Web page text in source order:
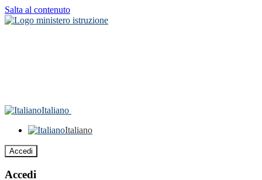
Salta al contenuto
Italiano
Italiano
Accedi
Accedi